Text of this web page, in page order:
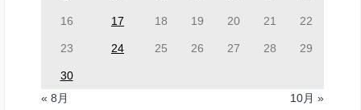
16 17 18 19 20 21 22
23 24 25 26 27 28 29
30
« 8月
10月 »